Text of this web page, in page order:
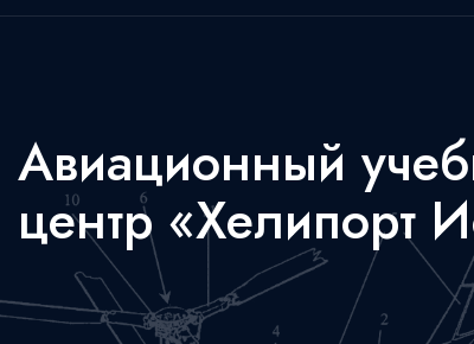
Авиационный
центр «Хелипорт